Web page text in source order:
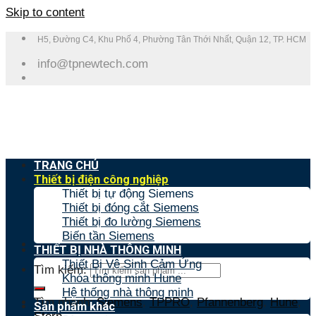
Skip to content
H5, Đường C4, Khu Phố 4, Phường Tân Thới Nhất, Quận 12, TP. HCM
info@tpnewtech.com
Tìm kiếm:
Tìm nhanh:Siemens,TPPRO,Pfannenberg,Hune,
TRANG CHỦ
Thiết bị điện công nghiệp
Thiết bị tự động Siemens
Thiết bị đóng cắt Siemens
Thiết bị đo lường Siemens
Biến tần Siemens
THIẾT BỊ NHÀ THÔNG MINH
Thiết Bị Vệ Sinh Cảm Ứng
Khóa thông minh Hune
Hệ thống nhà thông minh
Sản phẩm khác